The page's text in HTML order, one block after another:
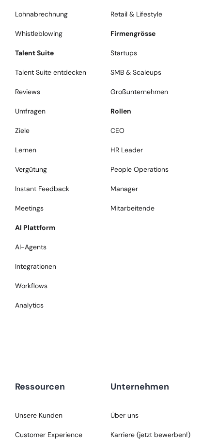
Lohnabrechnung
Whistleblowing
Talent Suite
Talent Suite entdecken
Reviews
Umfragen
Ziele
Lernen
Vergütung
Instant Feedback
Meetings
AI Plattform
AI-Agents
Integrationen
Workflows
Analytics
Retail & Lifestyle
Firmengrösse
Startups
SMB & Scaleups
Großunternehmen
Rollen
CEO
HR Leader
People Operations
Manager
Mitarbeitende
Ressourcen
Unsere Kunden
Customer Experience
Unternehmen
Über uns
Karriere (jetzt bewerben!)